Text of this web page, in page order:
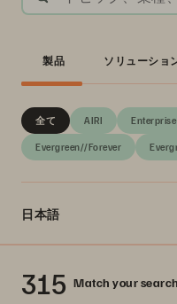
製品 ソリューショ
全て AIRI Enterprise
Evergreen//Forever
日本語
315 Match your search